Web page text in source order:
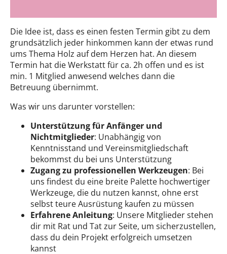
Die Idee ist, dass es einen festen Termin gibt zu dem
grundsätzlich jeder hinkommen kann der etwas rund
ums Thema Holz auf dem Herzen hat. An diesem
Termin hat die Werkstatt für ca. 2h offen und es ist
min. 1 Mitglied anwesend welches dann die
Betreuung übernimmt.
Was wir uns darunter vorstellen:
Unterstützung für Anfänger und
Nichtmitglieder: Unabhängig von
Kenntnisstand und Vereinsmitgliedschaft
bekommst du bei uns Unterstützung
Zugang zu professionellen Werkzeugen: Bei
uns findest du eine breite Palette hochwertiger
Werkzeuge, die du nutzen kannst, ohne erst
selbst teure Ausrüstung kaufen zu müssen
Erfahrene Anleitung: Unsere Mitglieder stehen
dir mit Rat und Tat zur Seite, um sicherzustellen,
dass du dein Projekt erfolgreich umsetzen
kannst